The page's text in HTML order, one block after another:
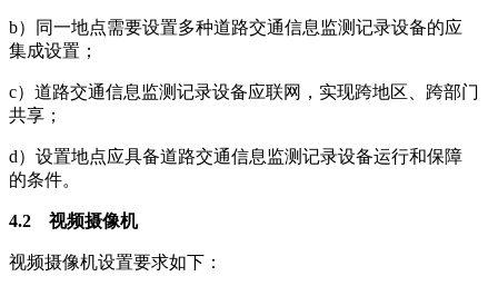
b）同一地点需要设置多种道路交通信息监测记录设备的应
集成设置；
c）道路交通信息监测记录设备应联网，实现跨地区、跨部门
共享；
d）设置地点应具备道路交通信息监测记录设备运行和保障
的条件。
4.2 视频摄像机
视频摄像机设置要求如下：